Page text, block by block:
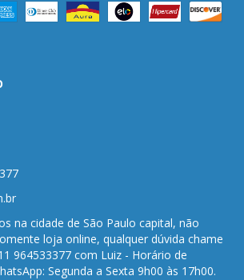
na cidade de São Paulo capital, não
loja online, qualquer dúvida chame
964533377 com Luiz - Horário de
Segunda a Sexta 9h00 às 17h00.